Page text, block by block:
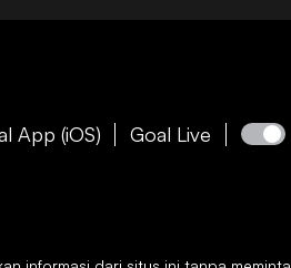
App (iOS)
Goal Live